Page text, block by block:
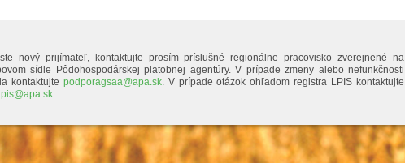
nový prijímateľ, kontaktujte prosím príslušné regionálne pracovisko zverejnené na
sídle Pôdohospodárskej platobnej agentúry. V prípade zmeny alebo nefunkčnosti
kontaktujte podporagsaa@apa.sk. V prípade otázok ohľadom registra LPIS kontaktujte
.